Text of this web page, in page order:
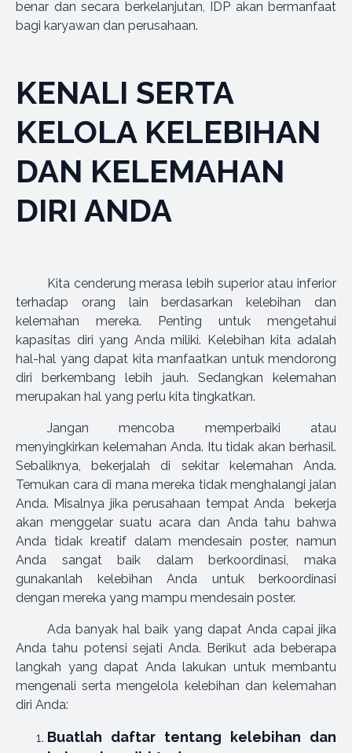
benar dan secara berkelanjutan, IDP akan bermanfaat
bagi karyawan dan perusahaan.
KENALI SERTA
KELOLA KELEBIHAN
DAN KELEMAHAN
DIRI ANDA
Kita cenderung merasa lebih superior atau inferior
terhadap orang lain berdasarkan kelebihan dan
kelemahan mereka. Penting untuk mengetahui
kapasitas diri yang Anda miliki. Kelebihan kita adalah
hal-hal yang dapat kita manfaatkan untuk mendorong
diri berkembang lebih jauh. Sedangkan kelemahan
merupakan hal yang perlu kita tingkatkan.
Jangan mencoba memperbaiki atau
menyingkirkan kelemahan Anda. Itu tidak akan berhasil.
Sebaliknya, bekerjalah di sekitar kelemahan Anda.
Temukan cara di mana mereka tidak menghalangi jalan
Anda. Misalnya jika perusahaan tempat Anda bekerja
akan menggelar suatu acara dan Anda tahu bahwa
Anda tidak kreatif dalam mendesain poster, namun
Anda sangat baik dalam berkoordinasi, maka
gunakanlah kelebihan Anda untuk berkoordinasi
dengan mereka yang mampu mendesain poster.
Ada banyak hal baik yang dapat Anda capai jika
Anda tahu potensi sejati Anda. Berikut ada beberapa
langkah yang dapat Anda lakukan untuk membantu
mengenali serta mengelola kelebihan dan kelemahan
diri Anda:
Buatlah daftar tentang kelebihan dan